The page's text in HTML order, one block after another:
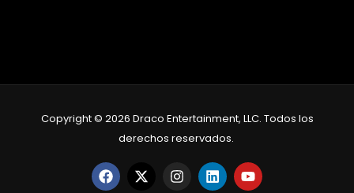
Copyright © 2026 Draco Entertainment, LLC. Todos los
derechos reservados.